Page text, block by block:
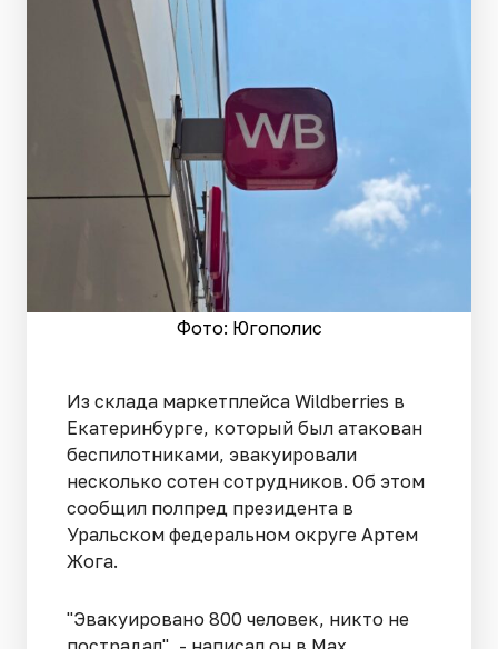
Фото: Югополис
Из склада маркетплейса Wildberries в
Екатеринбурге, который был атакован
беспилотниками, эвакуировали
несколько сотен сотрудников. Об этом
сообщил полпред президента в
Уральском федеральном округе Артем
Жога.
"Эвакуировано 800 человек, никто не